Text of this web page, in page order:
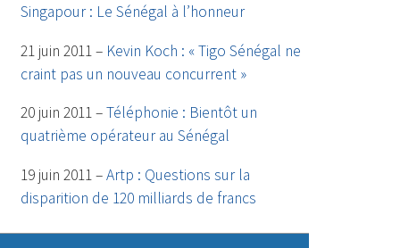
Singapour : Le Sénégal à l’honneur
21 juin 2011 – Kevin Koch : « Tigo Sénégal ne
craint pas un nouveau concurrent »
20 juin 2011 –Téléphonie : Bientôt un
quatrième opérateur au Sénégal
19 juin 2011 –Artp : Questions sur la
disparition de 120 milliards de francs